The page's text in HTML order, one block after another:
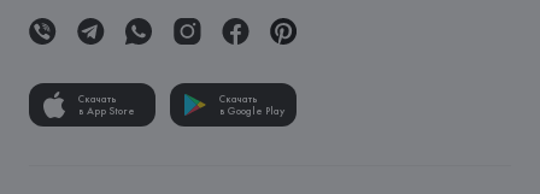
Скачать
в App Store
Скачать
в Google Play